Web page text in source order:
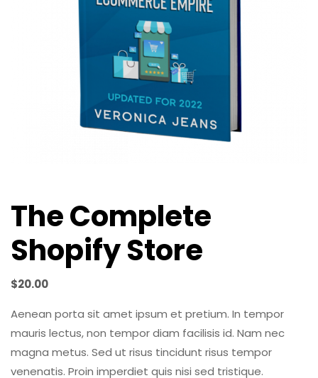
The Complete
Shopify Store
$20.00
Aenean porta sit amet ipsum et pretium. In tempor
mauris lectus, non tempor diam facilisis id. Nam nec
magna metus. Sed ut risus tincidunt risus tempor
venenatis. Proin imperdiet quis nisi sed tristique.